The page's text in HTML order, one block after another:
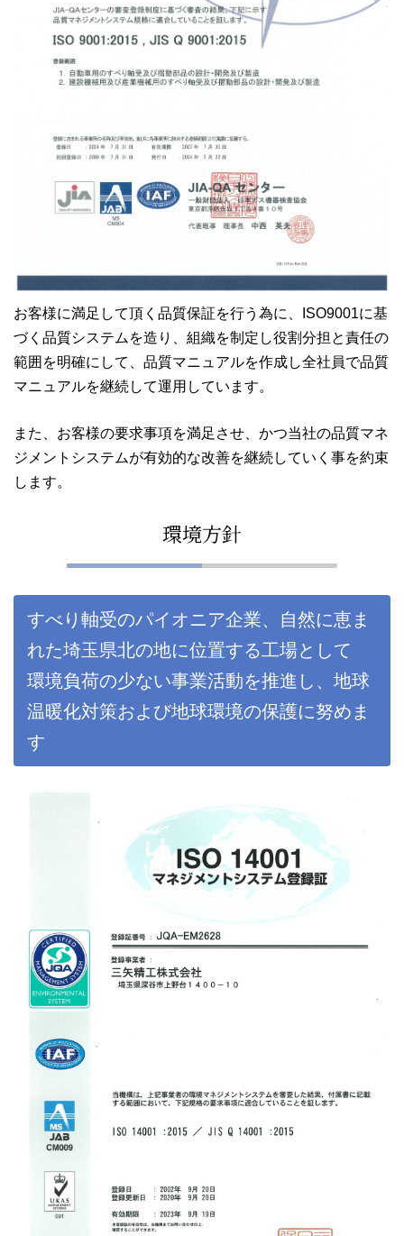
お客様に満足して頂く品質保証を行う為に、ISO9001に基
づく品質システムを造り、組織を制定し役割分担と責任の
範囲を明確にして、品質マニュアルを作成し全社員で品質
マニュアルを継続して運用しています。
また、お客様の要求事項を満足させ、かつ当社の品質マネ
ジメントシステムが有効的な改善を継続していく事を約束
します。
環境方針
すべり軸受のパイオニア企業、自然に恵ま
れた埼玉県北の地に位置する工場として
環境負荷の少ない事業活動を推進し、地球
温暖化対策および地球環境の保護に努めま
す